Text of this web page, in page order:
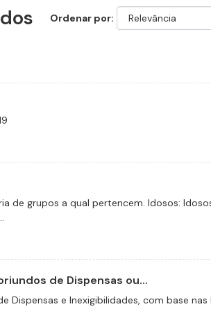
Ordenar por
grupos a qual pertencem. Idosos:
de Dispensas ou...
e Inexigibilidades, com base nas